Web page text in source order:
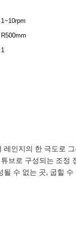
1~10rpm
R500mm
1
인지의 한 극도로
브로 구성되는 조정
수 없는 곳, 굽힐